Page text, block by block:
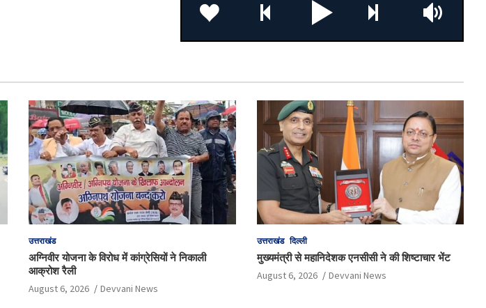
उत्तराखंड
अग्निवीर योजना के विरोध में कांग्रेसियों ने निकाली
आक्रोश रैली
August 6, 2026 Devvani News
उत्तराखंड दिल्ली
मुख्यमंत्री से महानिदेशक एनसीसी ने की शिष्टाचार भेंट
August 6, 2026 Devvani News